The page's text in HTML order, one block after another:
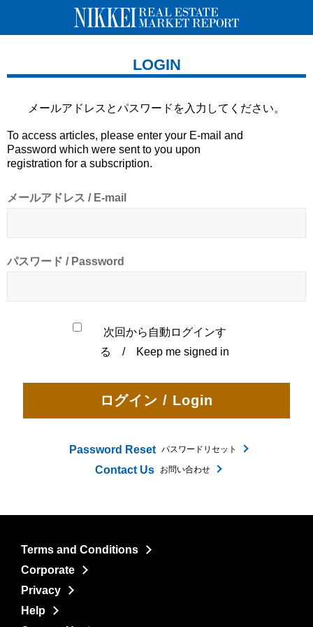
LOGIN
メールアドレスとパスワードを 入力してください。
To access articles, please enter your E-mail and
Password which were sent to you upon
registration for a subscription.
メールアドレス / E-mail
パスワード / Password
次回から自動ログインす
る / Keep me signed in
Password Reset パスワードリセット
Contact Us お問い合わせ
Terms and Conditions
Corporate
Privacy
Help